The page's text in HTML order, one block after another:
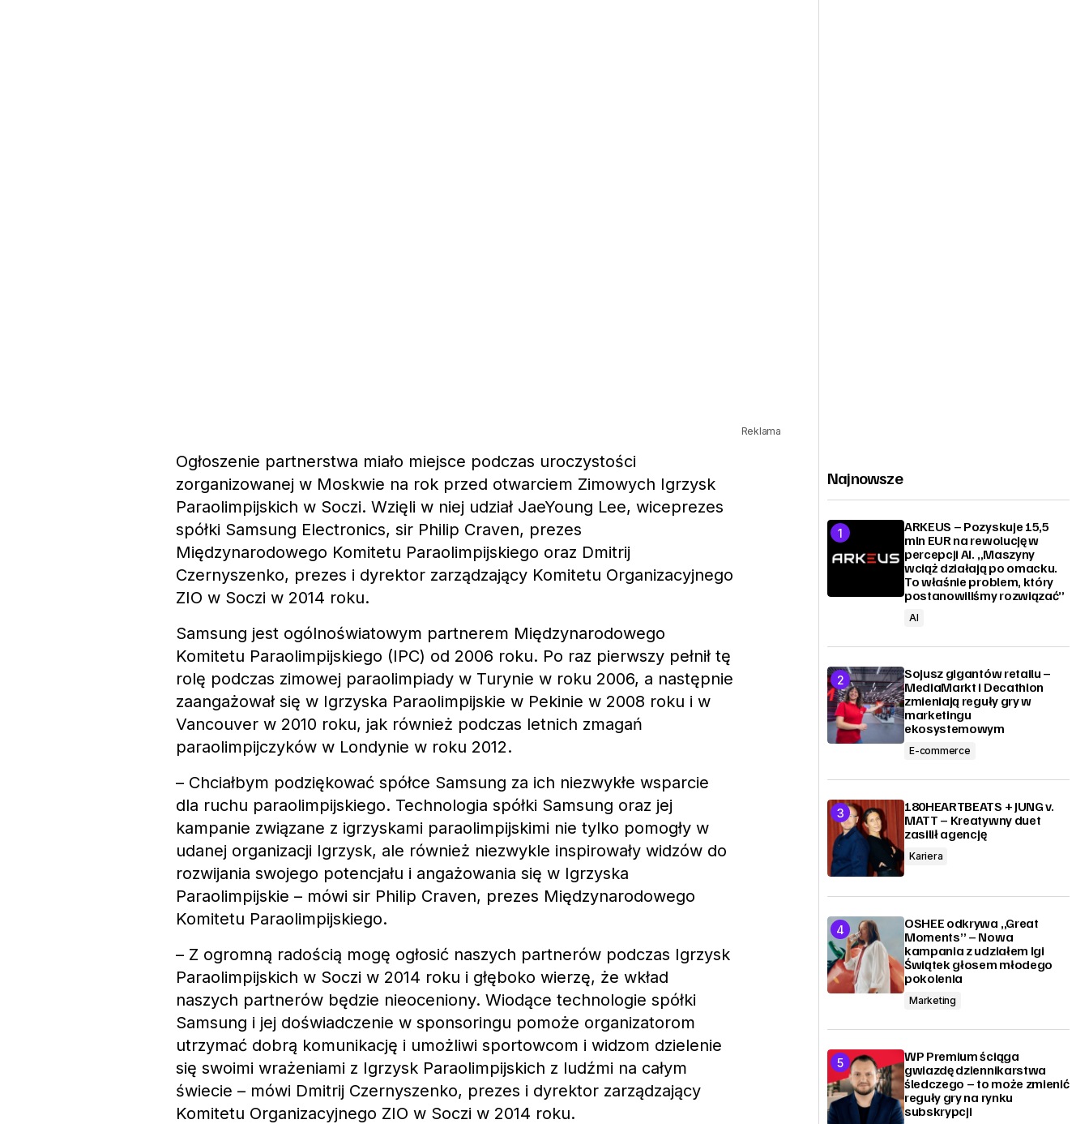
Reklama
Ogłoszenie partnerstwa miało miejsce podczas uroczystości
zorganizowanej w Moskwie na rok przed otwarciem Zimowych Igrzysk
Paraolimpijskich w Soczi. Wzięli w niej udział JaeYoung Lee, wiceprezes
spółki Samsung Electronics, sir Philip Craven, prezes
Międzynarodowego Komitetu Paraolimpijskiego oraz Dmitrij
Czernyszenko, prezes i dyrektor zarządzający Komitetu Organizacyjnego
ZIO w Soczi w 2014 roku.
Samsung jest ogólnoświatowym partnerem Międzynarodowego
Komitetu Paraolimpijskiego (IPC) od 2006 roku. Po raz pierwszy pełnił tę
rolę podczas zimowej paraolimpiady w Turynie w roku 2006, a następnie
zaangażował się w Igrzyska Paraolimpijskie w Pekinie w 2008 roku i w
Vancouver w 2010 roku, jak również podczas letnich zmagań
paraolimpijczyków w Londynie w roku 2012.
– Chciałbym podziękować spółce Samsung za ich niezwykłe wsparcie
dla ruchu paraolimpijskiego. Technologia spółki Samsung oraz jej
kampanie związane z igrzyskami paraolimpijskimi nie tylko pomogły w
udanej organizacji Igrzysk, ale również niezwykle inspirowały widzów do
rozwijania swojego potencjału i angażowania się w Igrzyska
Paraolimpijskie – mówi sir Philip Craven, prezes Międzynarodowego
Komitetu Paraolimpijskiego.
– Z ogromną radością mogę ogłosić naszych partnerów podczas Igrzysk
Paraolimpijskich w Soczi w 2014 roku i głęboko wierzę, że wkład
naszych partnerów będzie nieoceniony. Wiodące technologie spółki
Samsung i jej doświadczenie w sponsoringu pomoże organizatorom
utrzymać dobrą komunikację i umożliwi sportowcom i widzom dzielenie
się swoimi wrażeniami z Igrzysk Paraolimpijskich z ludźmi na całym
świecie – mówi Dmitrij Czernyszenko, prezes i dyrektor zarządzający
Komitetu Organizacyjnego ZIO w Soczi w 2014 roku.
Najnowsze
ARKEUS – Pozyskuje 15,5
mln EUR na rewolucję w
percepcji AI. „Maszyny
wciąż działają po omacku.
To właśnie problem, który
postanowiliśmy rozwiązać”
AI
Sojusz gigantów retailu –
MediaMarkt i Decathlon
zmieniają reguły gry w
marketingu
ekosystemowym
E-commerce
180HEARTBEATS + JUNG v.
MATT – Kreatywny duet
zasilił agencję
Kariera
OSHEE odkrywa „Great
Moments” – Nowa
kampania z udziałem Igi
Świątek głosem młodego
pokolenia
Marketing
WP Premium ściąga
gwiazdę dziennikarstwa
śledczego – to może zmienić
reguły gry na rynku
subskrypcji